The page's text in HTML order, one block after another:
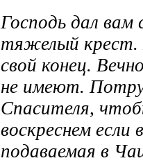
Господь дал вам
тяжелый крест.
свой конец.
не имеют.
Спасителя,
воскреснем
подаваемая в